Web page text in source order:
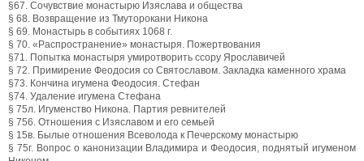
§67. Сочувствие монастырю Изяслава и общества
§ 68. Возвращение из Тмуторокани Никона
§ 69. Монастырь в событиях 1068 г.
§ 70. «Распространение» монастыря. Пожертвования
§71. Попытка монастыря умиротворить ссору Ярославичей
§ 72. Примирение Феодосия со Святославом. Закладка каменного храма
§73. Кончина игумена Феодосия. Стефан
§74. Удаление игумена Стефана
§ 75л. Игуменство Никона. Партия ревнителей
§ 756. Отношения с Изяславом и его семьей
§ 15в. Былые отношения Всеволода к Печерскому монастырю
§ 75г. Вопрос о канонизации Владимира и Феодосия, поднятый игуменом